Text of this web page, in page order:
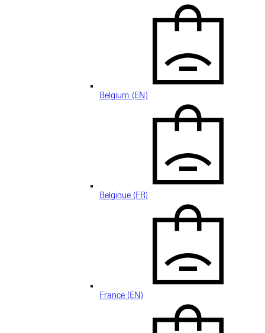
Belgium (EN)
Belgique (FR)
France (EN)